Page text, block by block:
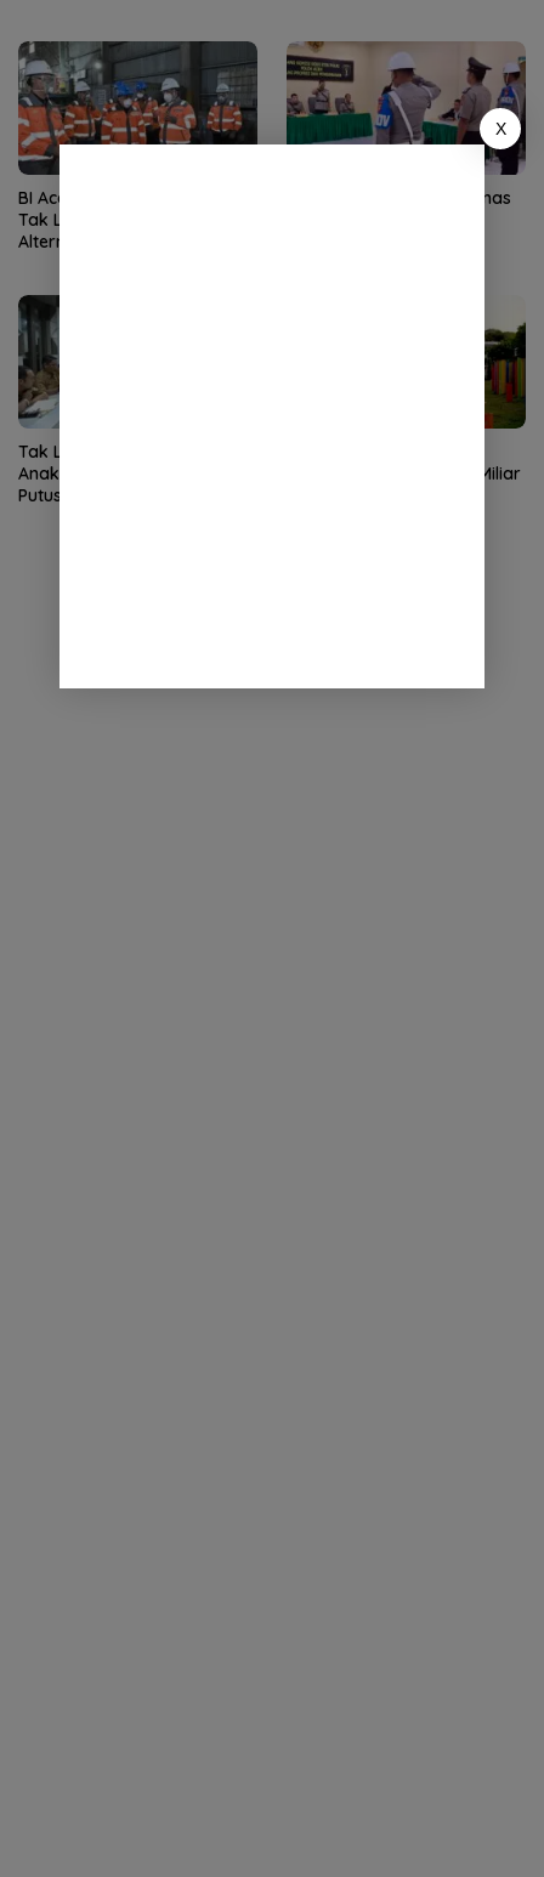
BI Aceh dan SBA Olah Uang
Tak Layak Edar Jadi Energi
Alternatif
Polisi Perampok Toko Emas
Tak Lulus SPMB, Puluhan
Anak Deah Raya Terancam
Putus Sekolah
Bustanussalatin Rp8,55 Miliar
X